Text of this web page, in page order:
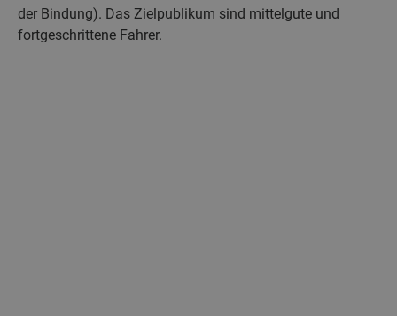
der Bindung). Das Zielpublikum sind mittelgute und
fortgeschrittene Fahrer.